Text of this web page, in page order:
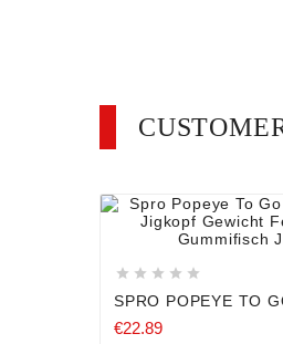
 
    
SPRO POPEYE TO
FERTIGRIG RIG
€22.89